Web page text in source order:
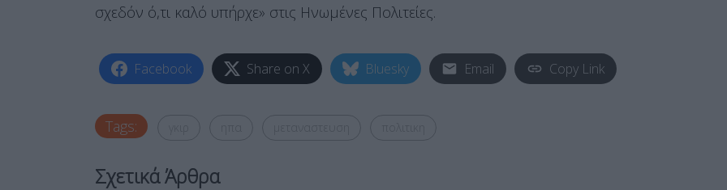
σχεδόν ό,τι καλό υπήρχε» στις Ηνωμένες Πολιτείες.
Facebook Share on X Bluesky Email Copy Link
Tags:
Σχετικά Άρθρα